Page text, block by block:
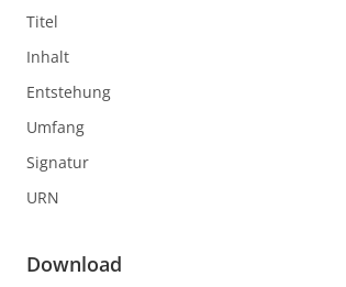
Titel
Inhalt
Entstehung
Umfang
Signatur
URN
Download